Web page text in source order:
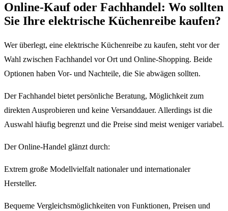
Online-Kauf oder Fachhandel: Wo sollten
Sie Ihre elektrische Küchenreibe kaufen?
Wer überlegt, eine elektrische Küchenreibe zu kaufen, steht vor der
Wahl zwischen Fachhandel vor Ort und Online-Shopping. Beide
Optionen haben Vor- und Nachteile, die Sie abwägen sollten.
Der Fachhandel bietet persönliche Beratung, Möglichkeit zum
direkten Ausprobieren und keine Versanddauer. Allerdings ist die
Auswahl häufig begrenzt und die Preise sind meist weniger variabel.
Der Online-Handel glänzt durch:
Extrem große Modellvielfalt nationaler und internationaler
Hersteller.
Bequeme Vergleichsmöglichkeiten von Funktionen, Preisen und